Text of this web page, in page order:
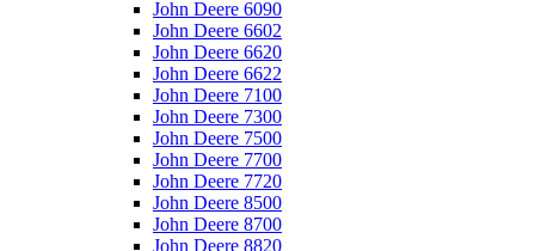
John Deere 6090
John Deere 6602
John Deere 6620
John Deere 6622
John Deere 7100
John Deere 7300
John Deere 7500
John Deere 7700
John Deere 7720
John Deere 8500
John Deere 8700
John Deere 8820